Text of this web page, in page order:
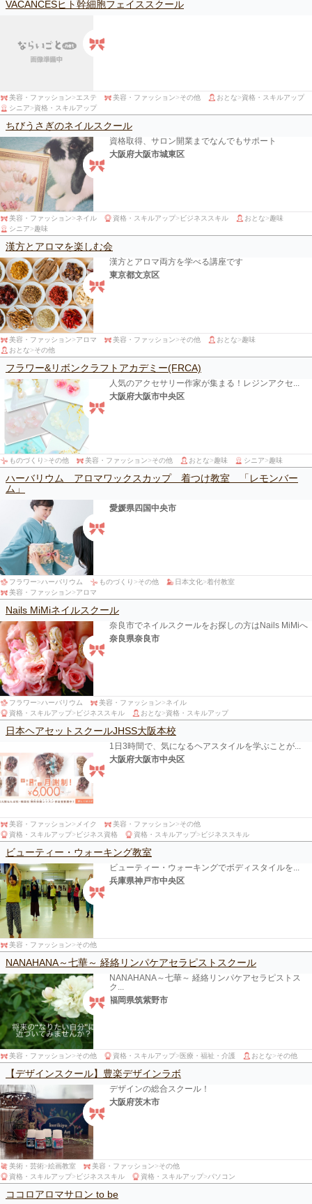
VACANCESヒト幹細胞フェイススクール
美容・ファッション>エステ 美容・ファッション>その他 おとな>資格・スキルアップ
シニア>資格・スキルアップ
ちびうさぎのネイルスクール
資格取得、サロン開業までなんでもサポート
大阪府大阪市城東区
美容・ファッション>ネイル 資格・スキルアップ> ビジネススキル おとな>趣味
シニア>趣味
漢方とアロマを楽しむ会
漢方とアロマ両方を学べる講座です
東京都文京区
美容・ファッション>アロマ 美容・ファッション>その他 おとな>趣味
おとな>その他
フラワー&リボンクラフトアカデミー(FRCA)
人気のアクセサリー作家が集まる！レジンアクセ...
大阪府大阪市中央区
ものづくり >その他 美容・ファッション>その他 おとな>趣味 シニア>趣味
ハーバリウム アロマワックスカップ 着つけ教室 「レモンバー
ム」
愛媛県四国中央市
フラワー>ハーバリウム ものづくり >その他 日本文化>着付教室
美容・ファッション>アロマ
Nails MiMiネイルスクール
奈良市でネイルスクールをお探しの方はNails MiMiへ
奈良県奈良市
フラワー>ハーバリウム 美容・ファッション>ネイル
資格・スキルアップ> ビジネススキル おとな>資格・スキルアップ
日本ヘアセットスクールJHSS大阪本校
1日3時間で、気になるヘアスタイルを学ぶことが...
大阪府大阪市中央区
美容・ファッション> メイク 美容・ファッション>その他
資格・スキルアップ> ビジネス資格 資格・スキルアップ> ビジネススキル
ビューティー・ウォーキング教室
ビューティー・ウォーキングでボディスタイルを...
兵庫県神戸市中央区
美容・ファッション>その他
NANAHANA～七華～ 経絡リンパケアセラピストスクール
NANAHANA～七華～ 経絡リンパケアセラピストス
ク...
福岡県筑紫野市
美容・ファッション>その他 資格・スキルアップ>医療・福祉・介護 おとな>その他
【デザインスクール】豊楽デザインラボ
デザインの総合スクール！
大阪府茨木市
美術・芸術>絵画教室 美容・ファッション>その他
資格・スキルアップ> ビジネススキル 資格・スキルアップ>パソコン
ココロアロマサロン to be